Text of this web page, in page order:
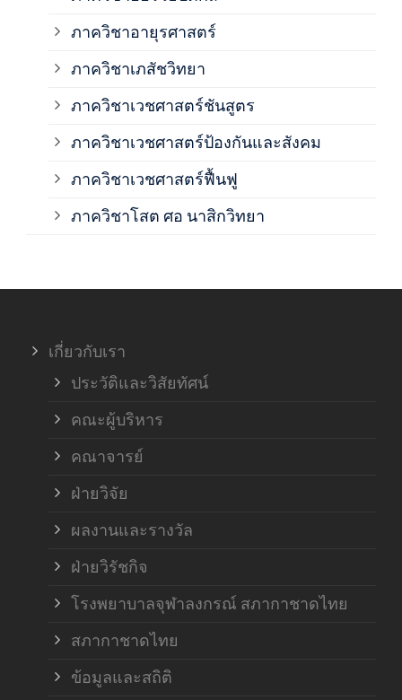
ภาควิชาอายุรศาสตร์
ภาควิชาเภสัชวิทยา
ภาควิชาเวชศาสตร์ชันสูตร
ภาควิชาเวชศาสตร์ป้องกันและสังคม
ภาควิชาเวชศาสตร์ฟื้นฟู
ภาควิชาโสต ศอ นาสิกวิทยา
เกี่ยวกับเรา
ประวัติและวิสัยทัศน์
คณะผู้บริหาร
คณาจารย์
ฝ่ายวิจัย
ผลงานและรางวัล
ฝ่ายวิรัชกิจ
โรงพยาบาลจุฬาลงกรณ์ สภากาชาดไทย
สภากาชาดไทย
ข้อมูลและสถิติ